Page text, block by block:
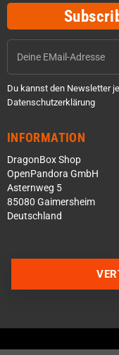
Du kannst den Newsletter
Datenschutzerklärung
INFORMATION
DragonBox Shop
OpenPandora GmbH
Asternweg 5
85080 Gaimersheim
Deutschland